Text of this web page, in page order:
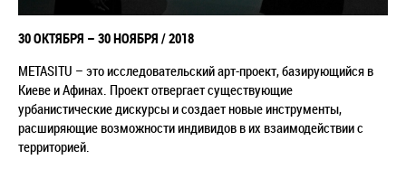
30 ОКТЯБРЯ – 30 НОЯБРЯ / 2018
METASITU – это исследовательский арт-проект, базирующийся в
Киеве и Афинах. Проект отвергает существующие
урбанистические дискурсы и создает новые инструменты,
расширяющие возможности индивидов в их взаимодействии с
территорией.